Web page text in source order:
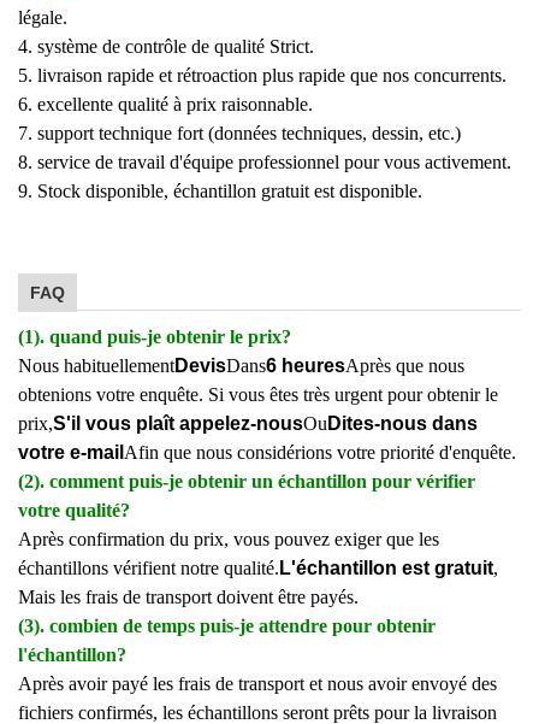
légale.
4. système de contrôle de qualité Strict.
5. livraison rapide et rétroaction plus rapide que nos concurrents.
6. excellente qualité à prix raisonnable.
7. support technique fort (données techniques, dessin, etc.)
8. service de travail d'équipe professionnel pour vous activement.
9. Stock disponible, échantillon gratuit est disponible.
FAQ
(1). quand puis-je obtenir le prix?
Nous habituellementDevisDans6 heuresAprès que nous
obtenions votre enquête. Si vous êtes très urgent pour obtenir le
prix,S'il vous plaît appelez-nousOu Dites-nous dans
votre e-mail Afin que nous considérions votre priorité d'enquête.
(2). comment puis-je obtenir un échantillon pour vérifier
votre qualité?
Après confirmation du prix, vous pouvez exiger que les
échantillons vérifient notre qualité. L'échantillon est gratuit,
Mais les frais de transport doivent être payés.
(3). combien de temps puis-je attendre pour obtenir
l'échantillon?
Après avoir payé les frais de transport et nous avoir envoyé des
fichiers confirmés, les échantillons seront prêts pour la livraison